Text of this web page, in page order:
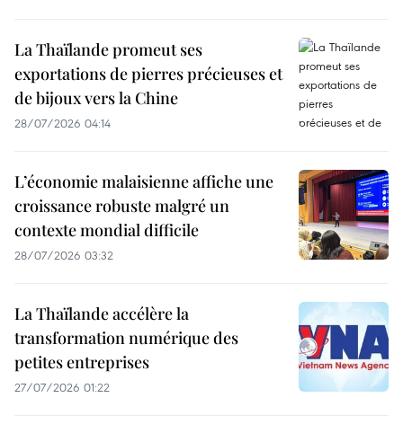
La Thaïlande promeut ses
exportations de pierres précieuses et
de bijoux vers la Chine
28/07/2026 04:14
L’économie malaisienne affiche une
croissance robuste malgré un
contexte mondial difficile
28/07/2026 03:32
La Thaïlande accélère la
transformation numérique des
petites entreprises
27/07/2026 01:22